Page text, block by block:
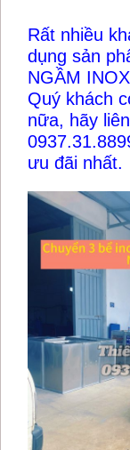
Rất nhiều
dụng sản
NGẦM
Quý khách
nữa, hãy
ưu đãi nhất.